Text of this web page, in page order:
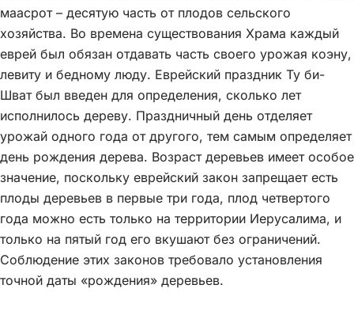
маасрот – десятую часть от плодов сельского
хозяйства. Во времена существования Храма каждый
еврей был обязан отдавать часть своего урожая коэну,
левиту и бедному люду. Еврейский праздник Ту би-
Шват был введен для определения, сколько лет
исполнилось дереву. Праздничный день отделяет
урожай одного года от другого, тем самым определяет
день рождения дерева. Возраст деревьев имеет особое
значение, поскольку еврейский закон запрещает есть
плоды деревьев в первые три года, плод четвертого
года можно есть только на территории Иерусалима, и
только на пятый год его вкушают без ограничений.
Соблюдение этих законов требовало установления
точной даты «рождения» деревьев.